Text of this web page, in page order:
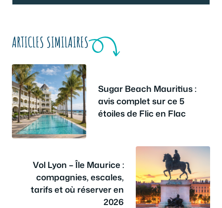
ARTICLES SIMILAIRES
Sugar Beach Mauritius :
avis complet sur ce 5
étoiles de Flic en Flac
Vol Lyon – Île Maurice :
compagnies, escales,
tarifs et où réserver en
2026